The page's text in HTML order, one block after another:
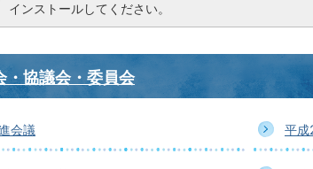
インストールしてください。
・協議会・委員会
会議 平成